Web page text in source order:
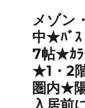
メゾン
中★ﾊﾞ
7帖★ｶﾗ
★1・2
圏内★